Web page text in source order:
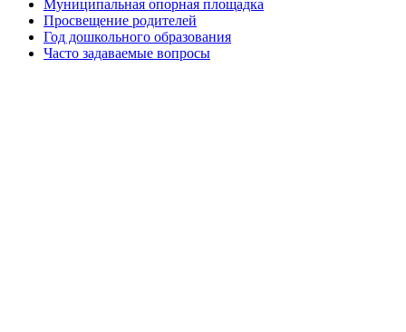
Муниципальная опорная площадка
Просвещение родителей
Год дошкольного образования
Часто задаваемые вопросы